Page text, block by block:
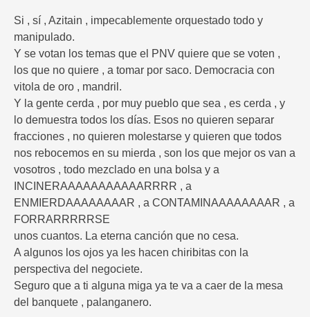
Si , sí , Azitain , impecablemente orquestado todo y
manipulado.
Y se votan los temas que el PNV quiere que se voten ,
los que no quiere , a tomar por saco. Democracia con
vitola de oro , mandril.
Y la gente cerda , por muy pueblo que sea , es cerda , y
lo demuestra todos los días. Esos no quieren separar
fracciones , no quieren molestarse y quieren que todos
nos rebocemos en su mierda , son los que mejor os van a
vosotros , todo mezclado en una bolsa y a
INCINERAAAAAAAAAAARRRR , a
ENMIERDAAAAAAAAR , a CONTAMINAAAAAAAAR , a
FORRARRRRRSE
unos cuantos. La eterna canción que no cesa.
A algunos los ojos ya les hacen chiribitas con la
perspectiva del negociete.
Seguro que a ti alguna miga ya te va a caer de la mesa
del banquete , palanganero.